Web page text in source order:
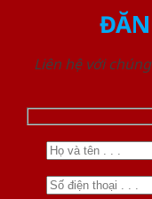
Liên hệ với